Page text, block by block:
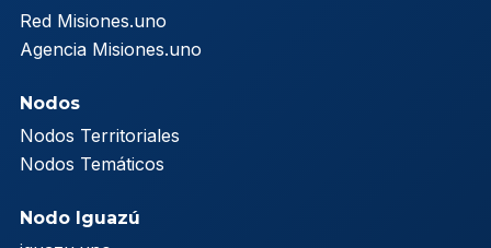
Red Misiones.uno
Agencia Misiones.uno
Nodos
Nodos Territoriales
Nodos Temáticos
Nodo Iguazú